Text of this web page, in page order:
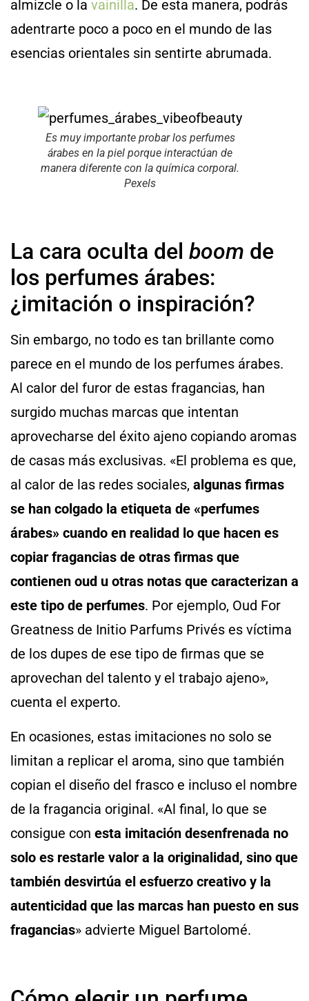
almizcle o la vainilla. De esta manera, podrás
adentrarte poco a poco en el mundo de las
esencias orientales sin sentirte abrumada.
Es muy importante probar los perfumes
árabes en la piel porque interactúan de
manera diferente con la química corporal.
Pexels
La cara oculta del boom de
los perfumes árabes:
¿imitación o inspiración?
Sin embargo, no todo es tan brillante como
parece en el mundo de los perfumes árabes.
Al calor del furor de estas fragancias, han
surgido muchas marcas que intentan
aprovecharse del éxito ajeno copiando aromas
de casas más exclusivas. «El problema es que,
al calor de las redes sociales, algunas firmas
se han colgado la etiqueta de «perfumes
árabes» cuando en realidad lo que hacen es
copiar fragancias de otras firmas que
contienen oud u otras notas que caracterizan a
este tipo de perfumes. Por ejemplo, Oud For
Greatness de Initio Parfums Privés es víctima
de los dupes de ese tipo de firmas que se
aprovechan del talento y el trabajo ajeno»,
cuenta el experto.
En ocasiones, estas imitaciones no solo se
limitan a replicar el aroma, sino que también
copian el diseño del frasco e incluso el nombre
de la fragancia original. «Al final, lo que se
consigue con esta imitación desenfrenada no
solo es restarle valor a la originalidad, sino que
también desvirtúa el esfuerzo creativo y la
autenticidad que las marcas han puesto en sus
fragancias» advierte Miguel Bartolomé.